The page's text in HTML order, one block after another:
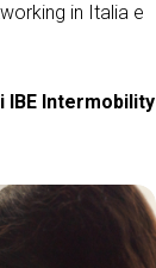
in Italia e
IBE Intermobility